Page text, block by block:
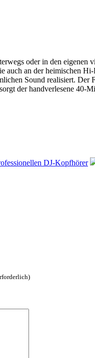
oder in den
auch an der heimischen
Sound realisiert.
der handverlesene 40-
DJ-Kopfhörer